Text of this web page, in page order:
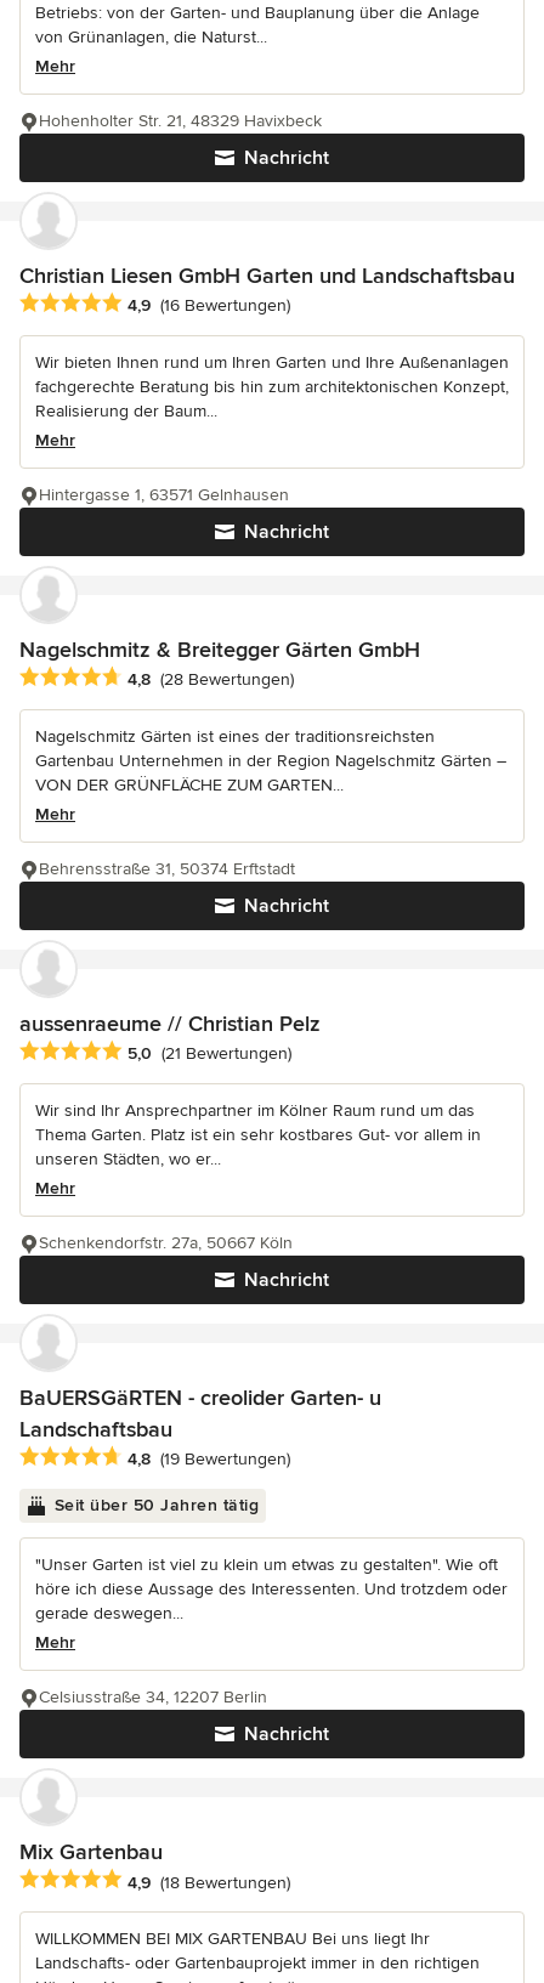
Betriebs: von der Garten- und Bauplanung über die Anlage
von Grünanlagen, die Naturst...
Mehr
Nachricht
Hohenholter Str. 21, 48329 Havixbeck
Christian Liesen GmbH Garten und Landschaftsbau
Durchschnittliche Bewertung: 4.9 von 5 Sternen
4,9 (16 Bewertungen)
Wir bieten Ihnen rund um Ihren Garten und Ihre Außenanlagen
fachgerechte Beratung bis hin zum architektonischen Konzept,
Realisierung der Baum...
Mehr
Nachricht
Hintergasse 1, 63571 Gelnhausen
Nagelschmitz & Breitegger Gärten GmbH
Durchschnittliche Bewertung: 4.8 von 5 Sternen
4,8 (28 Bewertungen)
Nagelschmitz Gärten ist eines der traditionsreichsten
Gartenbau Unternehmen in der Region Nagelschmitz Gärten –
VON DER GRÜNFLÄCHE ZUM GARTEN...
Mehr
Nachricht
Behrensstraße 31, 50374 Erftstadt
aussenraeume // Christian Pelz
Durchschnittliche Bewertung: 5 von 5 Sternen
5,0 (21 Bewertungen)
Wir sind Ihr Ansprechpartner im Kölner Raum rund um das
Thema Garten. Platz ist ein sehr kostbares Gut- vor allem in
unseren Städten, wo er...
Mehr
Nachricht
Schenkendorfstr. 27a, 50667 Köln
BaUERSGäRTEN - creolider Garten- u
Landschaftsbau
Durchschnittliche Bewertung: 4.8 von 5 Sternen
4,8 (19 Bewertungen)
Seit über 50 Jahren tätig
"Unser Garten ist viel zu klein um etwas zu gestalten". Wie oft
höre ich diese Aussage des Interessenten. Und trotzdem oder
gerade deswegen...
Mehr
Nachricht
Celsiusstraße 34, 12207 Berlin
Mix Gartenbau
Durchschnittliche Bewertung: 4.9 von 5 Sternen
4,9 (18 Bewertungen)
WILLKOMMEN BEI MIX GARTENBAU Bei uns liegt Ihr
Landschafts- oder Gartenbauprojekt immer in den richtigen